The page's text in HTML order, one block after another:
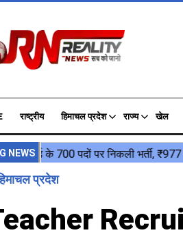
राष्ट्रीय हिमाचल प्रदेश राज्य खेल
प्रदेश